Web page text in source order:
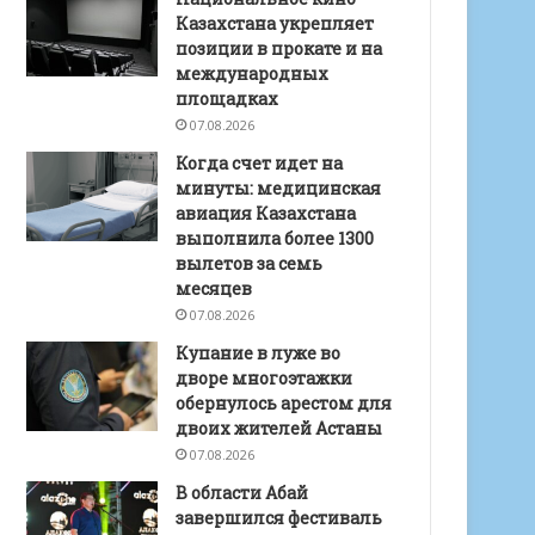
Казахстана укрепляет
позиции в прокате и на
международных
площадках
07.08.2026
Когда счет идет на
минуты: медицинская
авиация Казахстана
выполнила более 1300
вылетов за семь
месяцев
07.08.2026
Купание в луже во
дворе многоэтажки
обернулось арестом для
двоих жителей Астаны
07.08.2026
В области Абай
завершился фестиваль